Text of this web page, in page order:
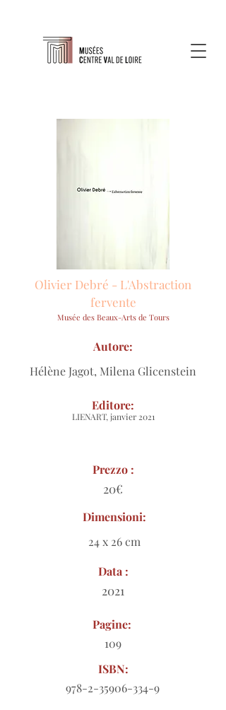
Olivier Debré - L'Abstraction
fervente
Musée des Beaux-Arts de Tours
Hélène Jagot, Milena Glicenstein
Autore:
LIENART, janvier 2021
Editore:
Prezzo :
20€
Dimensioni:
24 x 26 cm
Data :
2021
Pagine:
109
ISBN:
978-2-35906-334-9